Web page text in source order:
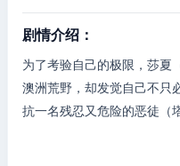
剧情介绍：
为了考验自己的极限，莎夏
澳洲荒野，却发觉自己不只
抗一名残忍又危险的恶徒（